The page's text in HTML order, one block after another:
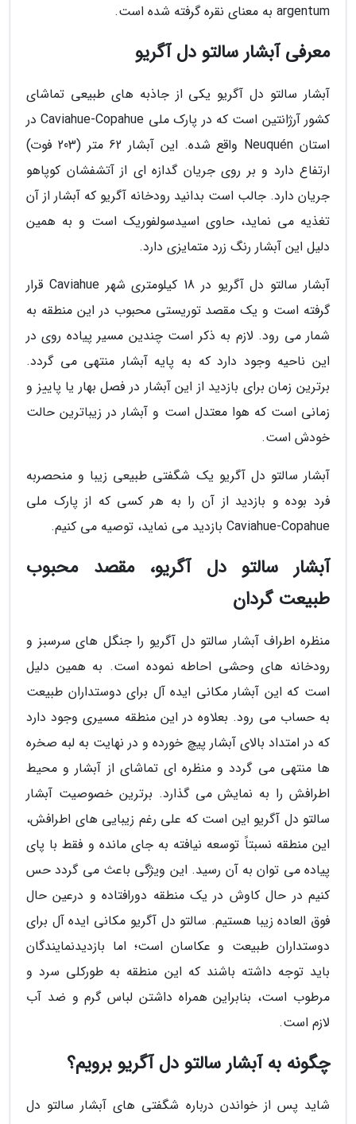
argentum به معنای نقره گرفته شده است.
معرفی آبشار سالتو دل آگریو
آبشار سالتو دل آگریو یکی از جاذبه های طبیعی تماشای
کشور آرژانتین است که در پارک ملی Caviahue-Copahue در
استان Neuquén واقع شده. این آبشار 62 متر (203 فوت)
ارتفاع دارد و بر روی جریان گدازه ای از آتشفشان کوپاهو
جریان دارد. جالب است بدانید رودخانه آگریو که آبشار از آن
تغذیه می نماید، حاوی اسیدسولفوریک است و به همین
دلیل این آبشار رنگ زرد متمایزی دارد.
آبشار سالتو دل آگریو در 18 کیلومتری شهر Caviahue قرار
گرفته است و یک مقصد توریستی محبوب در این منطقه به
شمار می رود. لازم به ذکر است چندین مسیر پیاده روی در
این ناحیه وجود دارد که به پایه آبشار منتهی می گردد.
برترین زمان برای بازدید از این آبشار در فصل بهار یا پاییز و
زمانی است که هوا معتدل است و آبشار در زیباترین حالت
خودش است.
آبشار سالتو دل آگریو یک شگفتی طبیعی زیبا و منحصربه
فرد بوده و بازدید از آن را به هر کسی که از پارک ملی
Caviahue-Copahue بازدید می نماید، توصیه می کنیم.
آبشار سالتو دل آگریو، مقصد محبوب
طبیعت گردان
منظره اطراف آبشار سالتو دل آگریو را جنگل های سرسبز و
رودخانه های وحشی احاطه نموده است. به همین دلیل
است که این آبشار مکانی ایده آل برای دوستداران طبیعت
به حساب می رود. بعلاوه در این منطقه مسیری وجود دارد
که در امتداد بالای آبشار پیچ خورده و در نهایت به لبه صخره
ها منتهی می گردد و منظره ای تماشای از آبشار و محیط
اطرافش را به نمایش می گذارد. برترین خصوصیت آبشار
سالتو دل آگریو این است که علی رغم زیبایی های اطرافش،
این منطقه نسبتاً توسعه نیافته به جای مانده و فقط با پای
پیاده می توان به آن رسید. این ویژگی باعث می گردد حس
کنیم در حال کاوش در یک منطقه دورافتاده و درعین حال
فوق العاده زیبا هستیم. سالتو دل آگریو مکانی ایده آل برای
دوستداران طبیعت و عکاسان است؛ اما بازدیدنمایندگان
باید توجه داشته باشند که این منطقه به طورکلی سرد و
مرطوب است، بنابراین همراه داشتن لباس گرم و ضد آب
لازم است.
چگونه به آبشار سالتو دل آگریو برویم؟
شاید پس از خواندن درباره شگفتی های آبشار سالتو دل